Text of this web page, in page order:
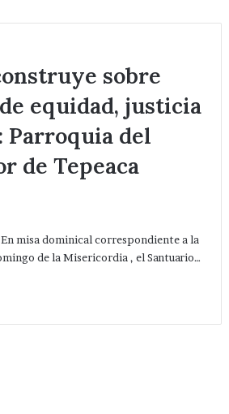
sobre
equidad, justicia
Parroquia del
de Tepeaca
misa dominical correspondiente a la
de la Misericordia , el Santuario…